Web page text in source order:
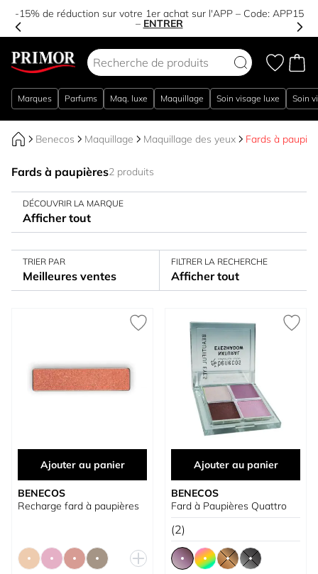
-15% de réduction sur votre 1er achat sur l'APP – Code: APP15
– ENTRER
Marques Parfums Maq. luxe Maquillage Soin visage luxe Soin
Benecos Maquillage Maquillage des yeux Fards à
Fards à paupières2 produits
DÉCOUVRIR LA MARQUE
Afficher tout
TRIER PAR
Meilleures ventes
FILTRER LA RECHERCHE
Afficher tout
Ajouter au panier
BENECOS
Recharge fard à paupières
Ajouter au panier
BENECOS
Fard à Paupières Quattro
(2)